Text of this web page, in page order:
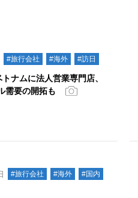
#旅行会社 #海外 #訪日
ナムに法人営業専門店、
需要の開拓も
#旅行会社 #海外
#国内